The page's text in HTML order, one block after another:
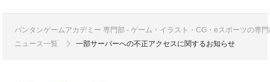
バンタンゲームアカデミー 専門部 - ゲーム・イラスト・CG・eスポーツの専
ニュース一覧
一部サーバーへの不正アクセスに関するお知らせ